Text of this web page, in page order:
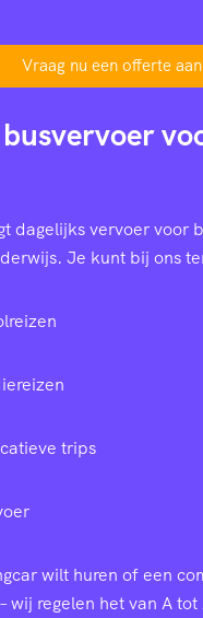
Vraag nu een offerte
dagelijks vervoer voor
Je kunt bij ons
trips
wilt huren of een
wij regelen het van A tot